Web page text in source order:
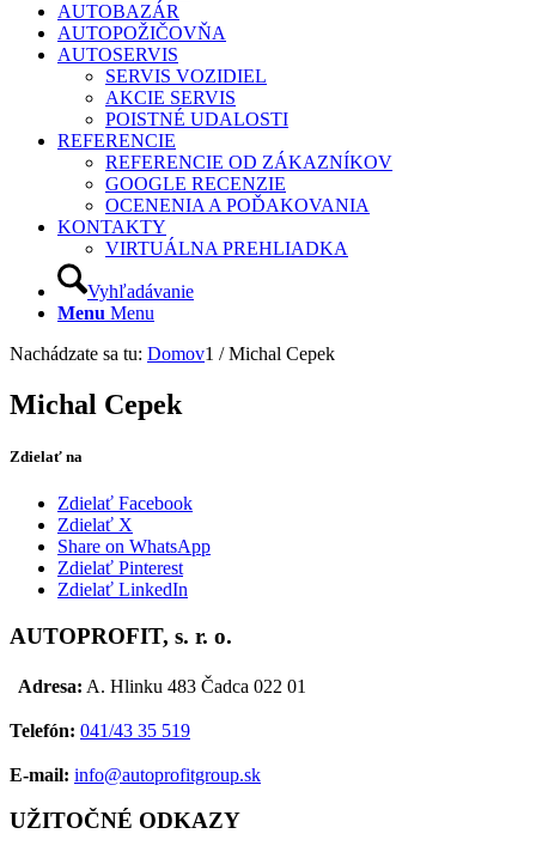
AUTOBAZÁR
AUTOPOŽIČOVŇA
AUTOSERVIS
SERVIS VOZIDIEL
AKCIE SERVIS
POISTNÉ UDALOSTI
REFERENCIE
REFERENCIE OD ZÁKAZNÍKOV
GOOGLE RECENZIE
OCENENIA A POĎAKOVANIA
KONTAKTY
VIRTUÁLNA PREHLIADKA
Vyhľadávanie
Menu Menu
Nachádzate sa tu: Domov1 / Michal Cepek
Michal Cepek
Zdielať na
Zdielať Facebook
Zdielať X
Share on WhatsApp
Zdielať Pinterest
Zdielať LinkedIn
AUTOPROFIT, s. r. o.
Adresa: A. Hlinku 483 Čadca 022 01
Telefón: 041/43 35 519
E-mail: info@autoprofitgroup.sk
UŽITOČNÉ ODKAZY